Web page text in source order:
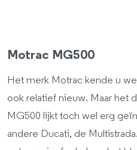
Motrac MG500
Het merk Motrac kende u
ook relatief nieuw. Maar het
MG500 lijkt toch wel erg
andere Ducati, de